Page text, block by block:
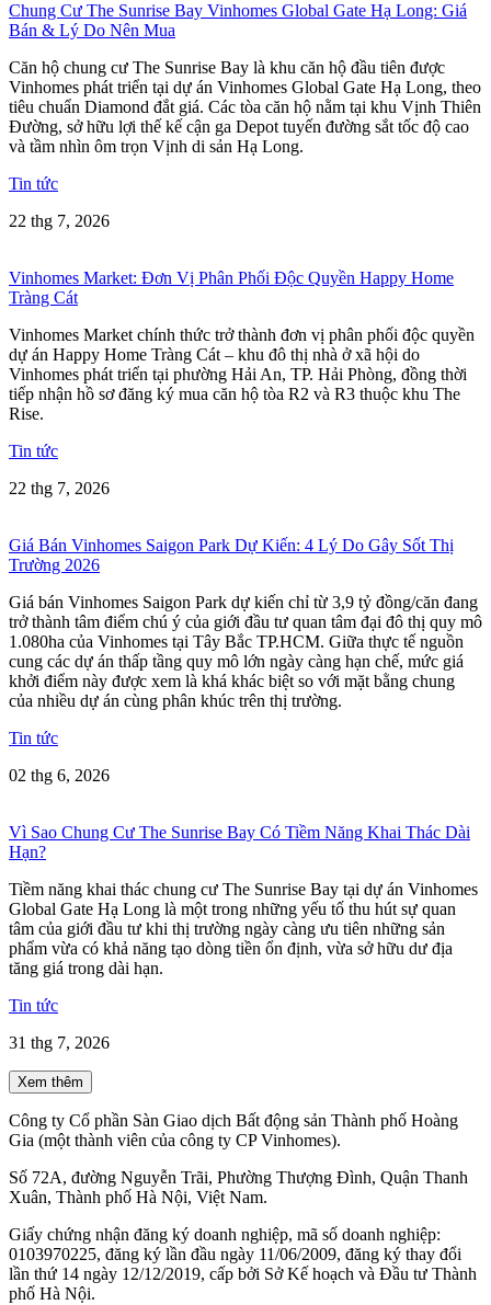
Chung Cư The Sunrise Bay Vinhomes Global Gate Hạ Long: Giá
Bán & Lý Do Nên Mua
Căn hộ chung cư The Sunrise Bay là khu căn hộ đầu tiên được
Vinhomes phát triển tại dự án Vinhomes Global Gate Hạ Long, theo
tiêu chuẩn Diamond đắt giá. Các tòa căn hộ nằm tại khu Vịnh Thiên
Đường, sở hữu lợi thế kế cận ga Depot tuyến đường sắt tốc độ cao
và tầm nhìn ôm trọn Vịnh di sản Hạ Long.
Tin tức
22 thg 7, 2026
Vinhomes Market: Đơn Vị Phân Phối Độc Quyền Happy Home
Tràng Cát
Vinhomes Market chính thức trở thành đơn vị phân phối độc quyền
dự án Happy Home Tràng Cát – khu đô thị nhà ở xã hội do
Vinhomes phát triển tại phường Hải An, TP. Hải Phòng, đồng thời
tiếp nhận hồ sơ đăng ký mua căn hộ tòa R2 và R3 thuộc khu The
Rise.
Tin tức
22 thg 7, 2026
Giá Bán Vinhomes Saigon Park Dự Kiến: 4 Lý Do Gây Sốt Thị
Trường 2026
Giá bán Vinhomes Saigon Park dự kiến chỉ từ 3,9 tỷ đồng/căn đang
trở thành tâm điểm chú ý của giới đầu tư quan tâm đại đô thị quy mô
1.080ha của Vinhomes tại Tây Bắc TP.HCM. Giữa thực tế nguồn
cung các dự án thấp tầng quy mô lớn ngày càng hạn chế, mức giá
khởi điểm này được xem là khá khác biệt so với mặt bằng chung
của nhiều dự án cùng phân khúc trên thị trường.
Tin tức
02 thg 6, 2026
Vì Sao Chung Cư The Sunrise Bay Có Tiềm Năng Khai Thác Dài
Hạn?
Tiềm năng khai thác chung cư The Sunrise Bay tại dự án Vinhomes
Global Gate Hạ Long là một trong những yếu tố thu hút sự quan
tâm của giới đầu tư khi thị trường ngày càng ưu tiên những sản
phẩm vừa có khả năng tạo dòng tiền ổn định, vừa sở hữu dư địa
tăng giá trong dài hạn.
Tin tức
31 thg 7, 2026
Xem thêm
Công ty Cổ phần Sàn Giao dịch Bất động sản Thành phố Hoàng
Gia (một thành viên của công ty CP Vinhomes).
Số 72A, đường Nguyễn Trãi, Phường Thượng Đình, Quận Thanh
Xuân, Thành phố Hà Nội, Việt Nam.
Giấy chứng nhận đăng ký doanh nghiệp, mã số doanh nghiệp:
0103970225, đăng ký lần đầu ngày 11/06/2009, đăng ký thay đổi
lần thứ 14 ngày 12/12/2019, cấp bởi Sở Kế hoạch và Đầu tư Thành
phố Hà Nội.